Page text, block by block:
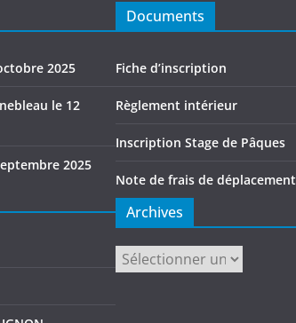
2025
le 12
2025
Documents
Fiche d’inscription
Règlement intérieur
Inscription Stage de Pâques
Note de frais de déplacement
Archives
Archives